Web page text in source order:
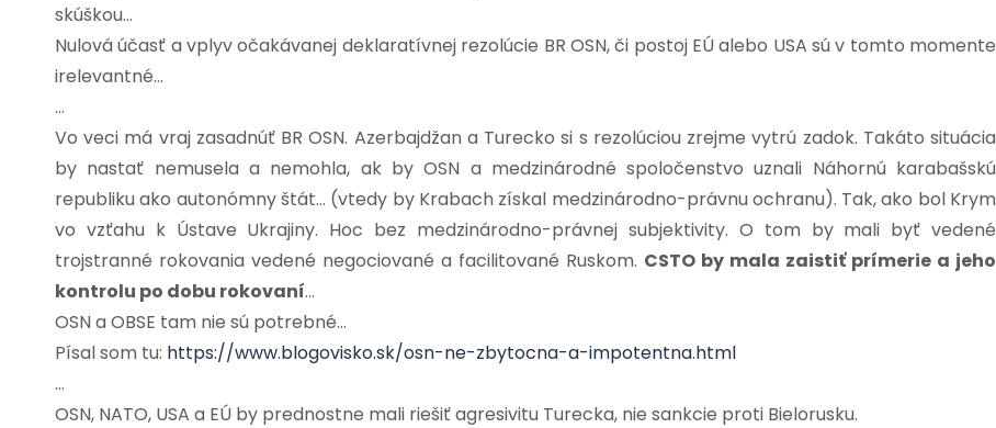
skúškou…
Nulová účasť a vplyv očakávanej deklaratívnej rezolúcie BR OSN, či postoj EÚ alebo USA sú v tomto momente
irelevantné…
…
Vo veci má vraj zasadnúť BR OSN. Azerbajdžan a Turecko si s rezolúciou zrejme vytrú zadok. Takáto situácia
by nastať nemusela a nemohla, ak by OSN a medzinárodné spoločenstvo uznali Náhornú karabašskú
republiku ako autonómny štát… (vtedy by Krabach získal medzinárodno-právnu ochranu). Tak, ako bol Krym
vo vzťahu k Ústave Ukrajiny. Hoc bez medzinárodno-právnej subjektivity. O tom by mali byť vedené
trojstranné rokovania vedené negociované a facilitované Ruskom. CSTO by mala zaistiť prímerie a jeho
kontrolu po dobu rokovaní…
OSN a OBSE tam nie sú potrebné…
Písal som tu: https://www.blogovisko.sk/osn-ne-zbytocna-a-impotentna.html
…
OSN, NATO, USA a EÚ by prednostne mali riešiť agresivitu Turecka, nie sankcie proti Bielorusku.